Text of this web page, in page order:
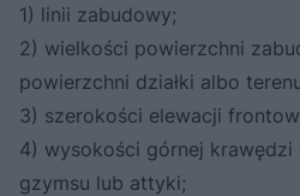
1) linii zabudowy;
2) wielkości powierzchni
powierzchni działki albo
3) szerokości elewacji
4) wysokości górnej
gzymsu lub attyki;